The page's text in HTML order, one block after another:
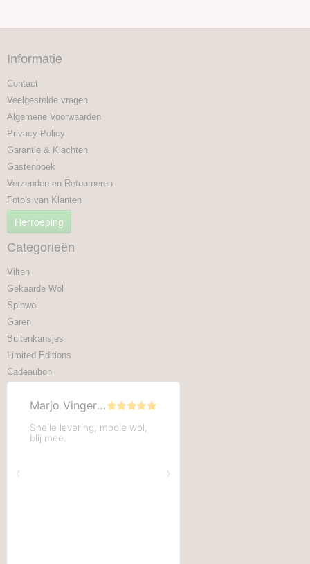
Informatie
Contact
Veelgestelde vragen
Algemene Voorwaarden
Privacy Policy
Garantie & Klachten
Gastenboek
Verzenden en Retourneren
Foto's van Klanten
Herroeping
Categorieën
Vilten
Gekaarde Wol
Spinwol
Garen
Buitenkansjes
Limited Editions
Cadeaubon